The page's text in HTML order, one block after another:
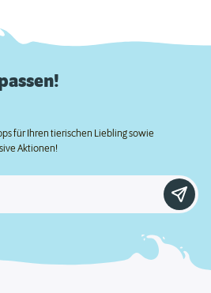
für Ihren tierischen Liebling sowie
Aktionen!